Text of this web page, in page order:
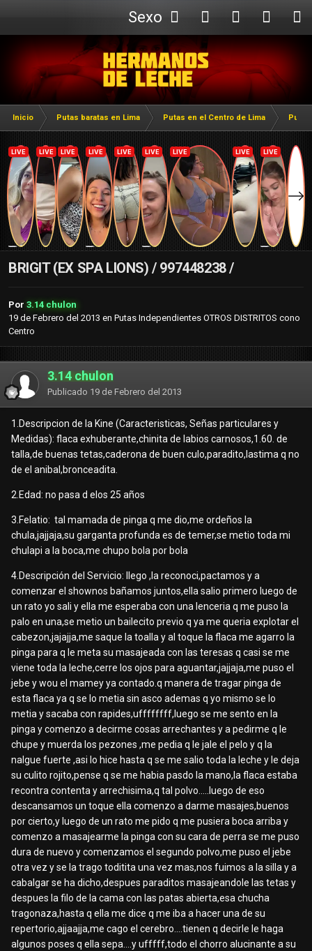
Sexo
Webcam
Inicio Putas baratas en Lima Putas en el Centro de Lima Putas
BRIGIT (EX SPA LIONS) / 997448238 /
Por 3.14 chulon
19 de Febrero del 2013 en Putas Independientes OTROS DISTRITOS cono
Centro
3.14 chulon
Publicado 19 de Febrero del 2013
1.Descripcion de la Kine (Caracteristicas, Señas particulares y
Medidas): flaca exhuberante,chinita de labios carnosos,1.60. de
talla,de buenas tetas,caderona de buen culo,paradito,lastima q no
de el anibal,bronceadita.
2.Edad: no pasa d elos 25 años
3.Felatio: tal mamada de pinga q me dio,me ordeños la
chula,jajjaja,su garganta profunda es de temer,se metio toda mi
chulapi a la boca,me chupo bola por bola
4.Descripción del Servicio: llego ,la reconoci,pactamos y a
comenzar el shownos bañamos juntos,ella salio primero luego de
un rato yo sali y ella me esperaba con una lenceria q me puso la
palo en una,se metio un bailecito previo q ya me queria explotar el
cabezon,jajajja,me saque la toalla y al toque la flaca me agarro la
pinga para q le meta su masajeada con las teresas q casi se me
viene toda la leche,cerre los ojos para aguantar,jajjaja,me puso el
jebe y wou el mamey ya contado.q manera de tragar pinga de
esta flaca ya q se lo metia sin asco ademas q yo mismo se lo
metia y sacaba con rapides,uffffffff,luego se me sento en la
pinga y comenzo a decirme cosas arrechantes y a pedirme q le
chupe y muerda los pezones ,me pedia q le jale el pelo y q la
nalgue fuerte ,asi lo hice hasta q se me salio toda la leche y le deja
su culito rojito,pense q se me habia pasdo la mano,la flaca estaba
recontra contenta y arrechisima,q tal polvo.....luego de eso
descansamos un toque ella comenzo a darme masajes,buenos
por cierto,y luego de un rato me pido q me pusiera boca arriba y
comenzo a masajearme la pinga con su cara de perra se me puso
dura de nuevo y comenzamos el segundo polvo,me puso el jebe
otra vez y se la trago toditita una vez mas,nos fuimos a la silla y a
cabalgar se ha dicho,despues paraditos masajeandole las tetas y
despues la filo de la cama con las patas abierta,esa chucha
tragonaza,hasta q ella me dice q me iba a hacer una de su
repertorio,ajjaajja,me cago el cerebro....tienen q decirle le haga
algunos poses q ella sepa....y ufffff,todo el chorro alucinante a su